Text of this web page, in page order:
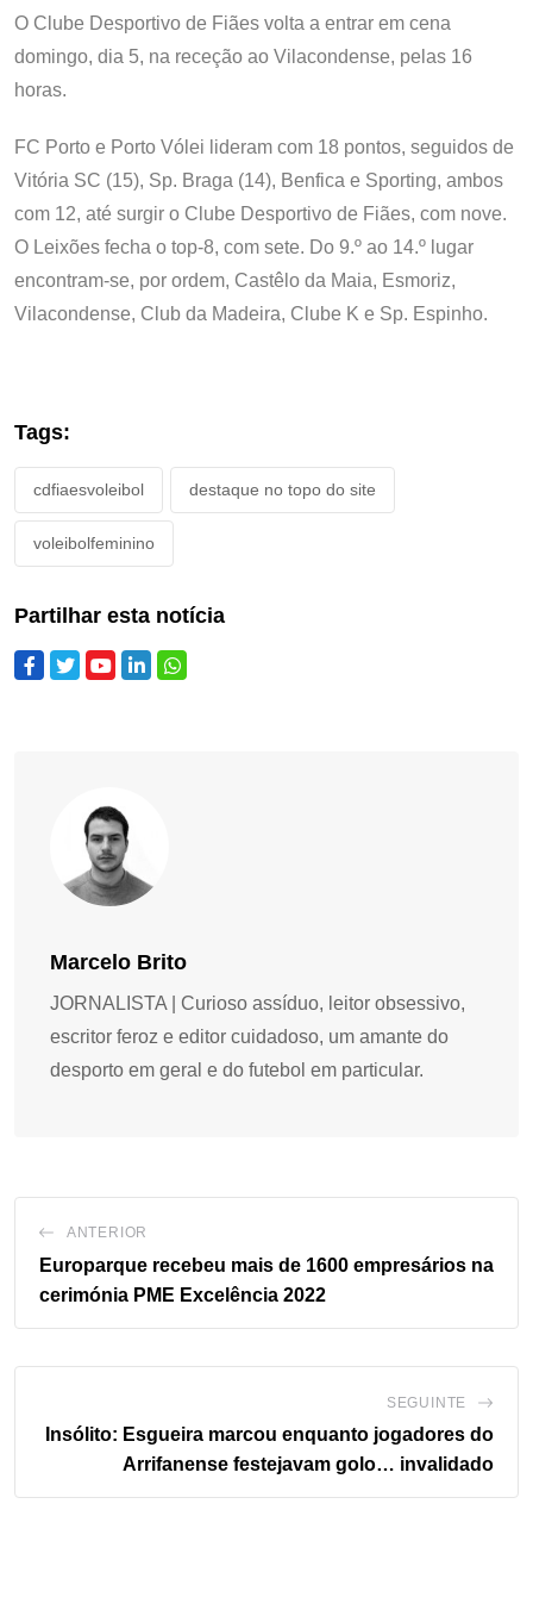
O Clube Desportivo de Fiães volta a entrar em cena
domingo, dia 5, na receção ao Vilacondense, pelas 16
horas.
FC Porto e Porto Vólei lideram com 18 pontos, seguidos de
Vitória SC (15), Sp. Braga (14), Benfica e Sporting, ambos
com 12, até surgir o Clube Desportivo de Fiães, com nove.
O Leixões fecha o top-8, com sete. Do 9.º ao 14.º lugar
encontram-se, por ordem, Castêlo da Maia, Esmoriz,
Vilacondense, Club da Madeira, Clube K e Sp. Espinho.
Tags:
cdfiaesvoleibol destaque no topo do site
voleibolfeminino
Partilhar esta notícia
Marcelo Brito
JORNALISTA | Curioso assíduo, leitor obsessivo,
escritor feroz e editor cuidadoso, um amante do
desporto em geral e do futebol em particular.
ANTERIOR
Europarque recebeu mais de 1600 empresários na
cerimónia PME Excelência 2022
SEGUINTE
Insólito: Esgueira marcou enquanto jogadores do
Arrifanense festejavam golo… invalidado